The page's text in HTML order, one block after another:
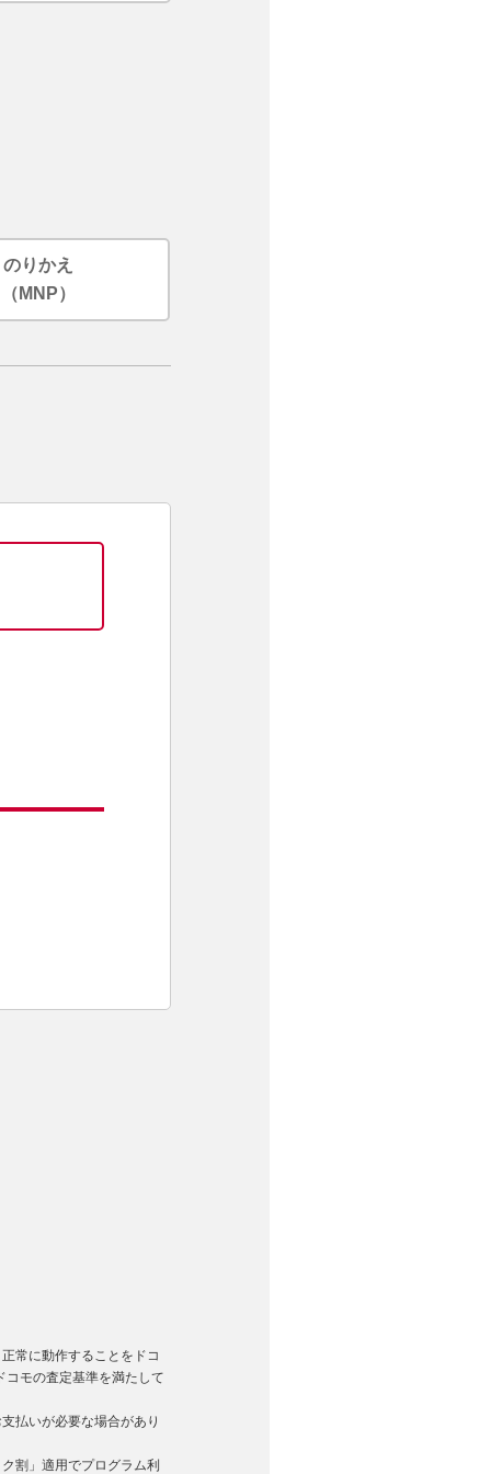
のりかえ
（MNP）
常に動作することをドコ
モの査定基準を満たして
払いが必要な場合があり
割」適用でプログラム利